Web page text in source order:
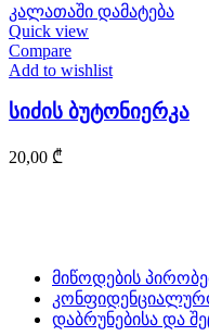
კალათაში დამატება
Quick view
Compare
Add to wishlist
სიძის ბუტონიერკა
20,00 ₾
მიწოდების
დაბრუნებისა და